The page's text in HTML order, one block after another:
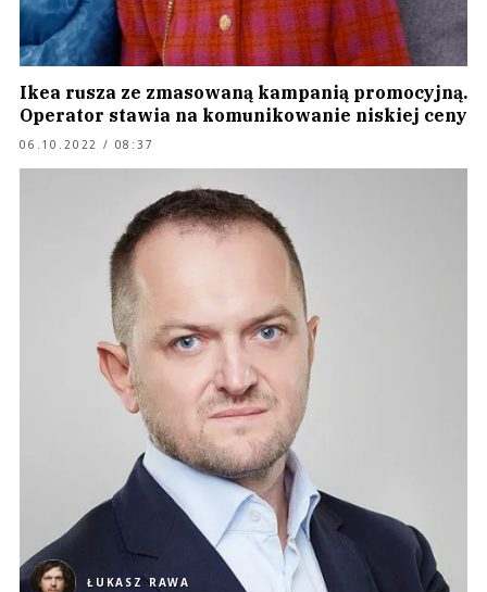
Ikea rusza ze zmasowaną kampanią promocyjną.
Operator stawia na komunikowanie niskiej ceny
06.10.2022 / 08:37
ŁUKASZ RAWA